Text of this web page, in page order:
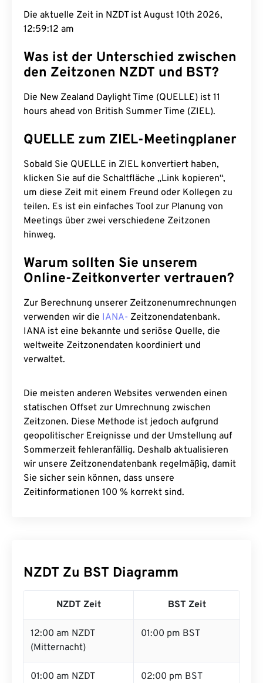
Die aktuelle Zeit in NZDT ist August 10th 2026,
12:59:13 am
Was ist der Unterschied zwischen
den Zeitzonen NZDT und BST?
Die New Zealand Daylight Time (QUELLE) ist 11
hours ahead von British Summer Time (ZIEL).
QUELLE zum ZIEL-Meetingplaner
Sobald Sie QUELLE in ZIEL konvertiert haben,
klicken Sie auf die Schaltfläche „Link kopieren“,
um diese Zeit mit einem Freund oder Kollegen zu
teilen. Es ist ein einfaches Tool zur Planung von
Meetings über zwei verschiedene Zeitzonen
hinweg.
Warum sollten Sie unserem
Online-Zeitkonverter vertrauen?
Zur Berechnung unserer Zeitzonenumrechnungen
verwenden wir die IANA- Zeitzonendatenbank.
IANA ist eine bekannte und seriöse Quelle, die
weltweite Zeitzonendaten koordiniert und
verwaltet.
Die meisten anderen Websites verwenden einen
statischen Offset zur Umrechnung zwischen
Zeitzonen. Diese Methode ist jedoch aufgrund
geopolitischer Ereignisse und der Umstellung auf
Sommerzeit fehleranfällig. Deshalb aktualisieren
wir unsere Zeitzonendatenbank regelmäßig, damit
Sie sicher sein können, dass unsere
Zeitinformationen 100 % korrekt sind.
NZDT Zu BST Diagramm
NZDT Zeit BST Zeit
12:00 am NZDT
(Mitternacht)
01:00 pm BST
01:00 am NZDT 02:00 pm BST